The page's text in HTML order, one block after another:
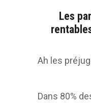
Les
Ah les
Dans 80%